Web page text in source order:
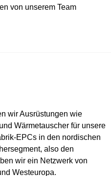
von unserem Team
wir Ausrüstungen wie
Wärmetauscher für unsere
EPCs in den nordischen
also den
wir ein Netzwerk von
Westeuropa.